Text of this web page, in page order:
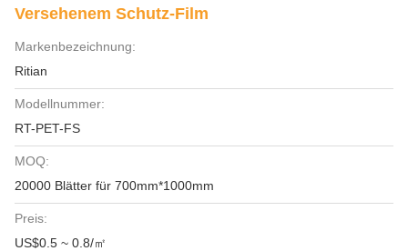
Versehenem Schutz-Film
Markenbezeichnung:
Ritian
Modellnummer:
RT-PET-FS
MOQ:
20000 Blätter für 700mm*1000mm
Preis:
US$0.5 ~ 0.8/㎡